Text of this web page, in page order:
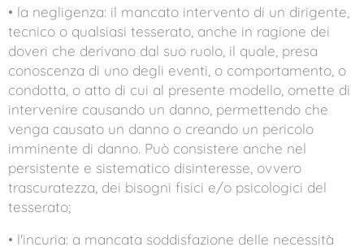
• la negligenza: il mancato intervento di un dirigente,
tecnico o qualsiasi tesserato, anche in ragione dei
doveri che derivano dal suo ruolo, il quale, presa
conoscenza di uno degli eventi, o comportamento, o
condotta, o atto di cui al presente modello, omette di
intervenire causando un danno, permettendo che
venga causato un danno o creando un pericolo
imminente di danno. Può consistere anche nel
persistente e sistematico disinteresse, ovvero
trascuratezza, dei bisogni fisici e/o psicologici del
tesserato;
• l'incuria: a mancata soddisfazione delle necessità